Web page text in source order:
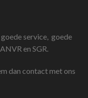
service, goede
en SGR.
dan contact met ons